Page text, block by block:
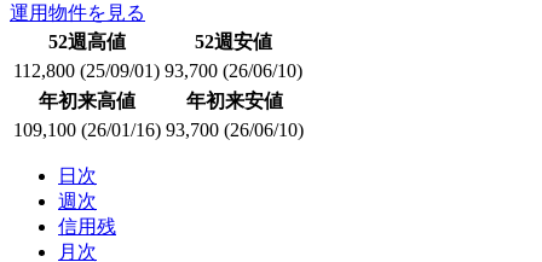
運用物件を見る
52週高値
52週安値
112,800 (25/09/01) 93,700 (26/06/10)
年初来高値
年初来安値
109,100 (26/01/16) 93,700 (26/06/10)
日次
週次
信用残
月次